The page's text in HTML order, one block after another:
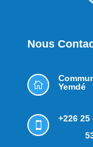
Nous

Yemdé

+226 25
53